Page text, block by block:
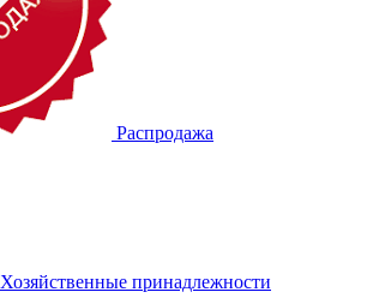
Распродажа
Хозяйственные принадлежности